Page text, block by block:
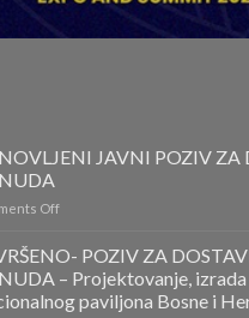
JAVNI POZIV ZA
Offon
JAVNI
POZIV
ZA
DOSTAVLJANJE
POZIV ZA
– Projektovanje, izrada
paviljona Bosne i